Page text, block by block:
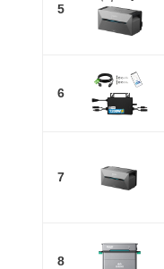
5
6
7
8